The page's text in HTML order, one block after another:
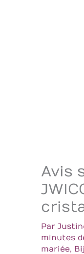
Avis
Par
minutes
mariée,